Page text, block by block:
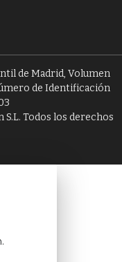
de Madrid, Volumen
de Identificación
S.L. Todos los derechos